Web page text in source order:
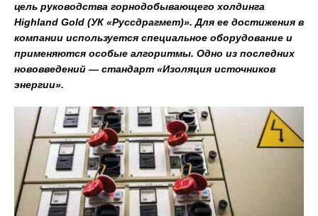
цель руководства горнодобывающего холдинга
Highland Gold (УК «Руссдрагмет)». Для ее достижения в
компании используется специальное оборудование и
применяются особые алгоритмы. Одно из последних
нововведений — стандарт «Изоляция источников
энергии».